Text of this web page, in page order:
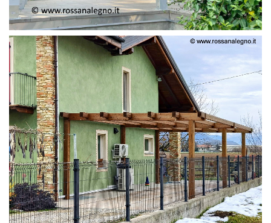
PERGOLA ADOSSATA